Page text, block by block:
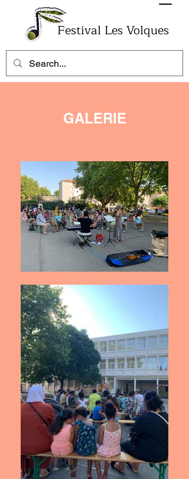
Festival Les Volques
GALERIE